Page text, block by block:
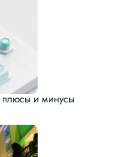
плюсы и минусы